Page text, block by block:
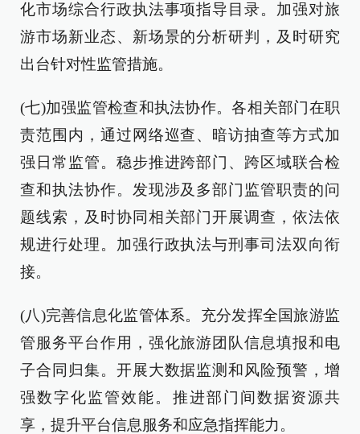
化市场综合行政执法事项指导目录。加强对旅
游市场新业态、新场景的分析研判，及时研究
出台针对性监管措施。
(七)加强监管检查和执法协作。各相关部门在职
责范围内，通过网络巡查、暗访抽查等方式加
强日常监管。稳步推进跨部门、跨区域联合检
查和执法协作。发现涉及多部门监管职责的问
题线索，及时协同相关部门开展调查，依法依
规进行处理。加强行政执法与刑事司法双向衔
接。
(八)完善信息化监管体系。充分发挥全国旅游监
管服务平台作用，强化旅游团队信息填报和电
子合同归集。开展大数据监测和风险预警，增
强数字化监管效能。推进部门间数据资源共
享，提升平台信息服务和应急指挥能力。